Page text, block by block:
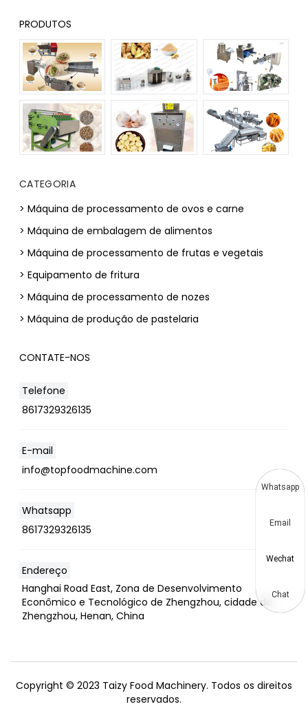
PRODUTOS
CATEGORIA
> Máquina de processamento de ovos e carne
> Máquina de embalagem de alimentos
> Máquina de processamento de frutas e vegetais
> Equipamento de fritura
> Máquina de processamento de nozes
> Máquina de produção de pastelaria
CONTATE-NOS
Telefone
8617329326135
E-mail
info@topfoodmachine.com
Whatsapp
8617329326135
Endereço
Hanghai Road East, Zona de Desenvolvimento
Econômico e Tecnológico de Zhengzhou, cidade de
Zhengzhou, Henan, China
Copyright © 2023 Taizy Food Machinery. Todos os direitos
reservados.
Whatsapp
Email
Wechat
Chat